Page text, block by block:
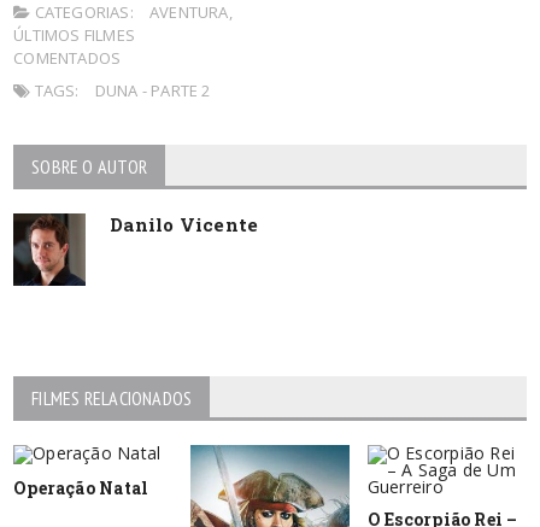
CATEGORIAS: AVENTURA,
ÚLTIMOS FILMES
COMENTADOS
TAGS:
DUNA - PARTE 2
SOBRE O AUTOR
Danilo Vicente
FILMES RELACIONADOS
Operação Natal
O Escorpião Rei –